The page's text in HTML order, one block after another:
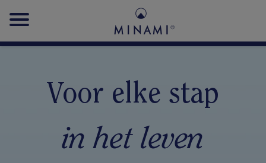
navigation
Voor elke stap
in het leven